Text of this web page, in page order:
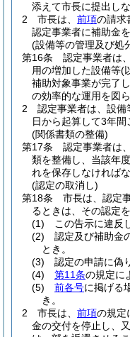
添えて市長に提出し
2
市長は、 前項の請求
認定事業者に補助金を
(設備等の管理及び処
第16条
認定事業者は
用の増加した設備等(
補助対象事業が完了
の効率的な運用を図
2
認定事業者は、設備
日から起算して3年間
(関係書類の整備)
第17条
認定事業者は
類を整備し、当該年
れを保存しなければな
(認定の取消し)
第18条
市長は、認定
るときは、その認定
(1)
この告示に違反
(2)
認定及び補助金
とき。
(3)
認定の申請に偽
(4)
第11条の規定に
(5)
前各号に掲げる
き。
2
市長は、 前項の規定
金の交付を停止し、